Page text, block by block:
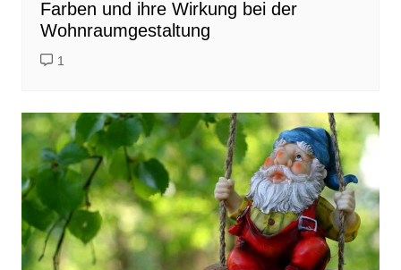
Farben und ihre Wirkung bei der
Wohnraumgestaltung
1